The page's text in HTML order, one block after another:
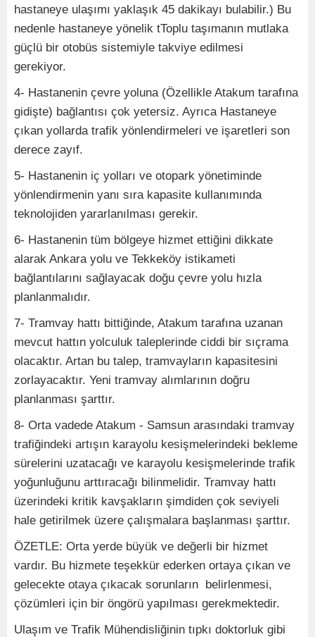
hastaneye ulaşımı yaklaşık 45 dakikayı bulabilir.) Bu
nedenle hastaneye yönelik tToplu taşımanın mutlaka
güçlü bir otobüs sistemiyle takviye edilmesi
gerekiyor.
4- Hastanenin çevre yoluna (Özellikle Atakum tarafına
gidişte) bağlantısı çok yetersiz. Ayrıca Hastaneye
çıkan yollarda trafik yönlendirmeleri ve işaretleri son
derece zayıf.
5- Hastanenin iç yolları ve otopark yönetiminde
yönlendirmenin yanı sıra kapasite kullanımında
teknolojiden yararlanılması gerekir.
6- Hastanenin tüm bölgeye hizmet ettiğini dikkate
alarak Ankara yolu ve Tekkeköy istikameti
bağlantılarını sağlayacak doğu çevre yolu hızla
planlanmalıdır.
7- Tramvay hattı bittiğinde, Atakum tarafına uzanan
mevcut hattın yolculuk taleplerinde ciddi bir sıçrama
olacaktır. Artan bu talep, tramvayların kapasitesini
zorlayacaktır. Yeni tramvay alımlarının doğru
planlanması şarttır.
8- Orta vadede Atakum - Samsun arasındaki tramvay
trafiğindeki artışın karayolu kesişmelerindeki bekleme
sürelerini uzatacağı ve karayolu kesişmelerinde trafik
yoğunluğunu arttıracağı bilinmelidir. Tramvay hattı
üzerindeki kritik kavşakların şimdiden çok seviyeli
hale getirilmek üzere çalışmalara başlanması şarttır.
ÖZETLE: Orta yerde büyük ve değerli bir hizmet
vardır. Bu hizmete teşekkür ederken ortaya çıkan ve
gelecekte otaya çıkacak sorunların belirlenmesi,
çözümleri için bir öngörü yapılması gerekmektedir.
Ulaşım ve Trafik Mühendisliğinin tıpkı doktorluk gibi